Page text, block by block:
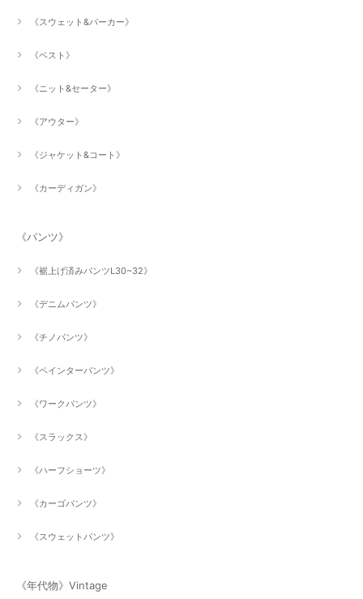
《スウェット&パーカー》
《ベスト》
《ニット&セーター》
《アウター》
《ジャケット&コート》
《カーディガン》
《パンツ》
《裾上げ済みパンツL30~32》
《デニムパンツ》
《チノパンツ》
《ペインターパンツ》
《ワークパンツ》
《スラックス》
《ハーフショーツ》
《カーゴパンツ》
《スウェットパンツ》
《年代物》Vintage